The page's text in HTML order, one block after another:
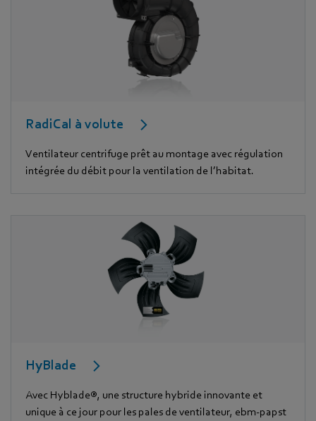
RadiCal à volute
Ventilateur centrifuge prêt au montage avec régulation
intégrée du débit pour la ventilation de l’habitat.
HyBlade
Avec Hyblade®, une structure hybride innovante et
unique à ce jour pour les pales de ventilateur, ebm-papst